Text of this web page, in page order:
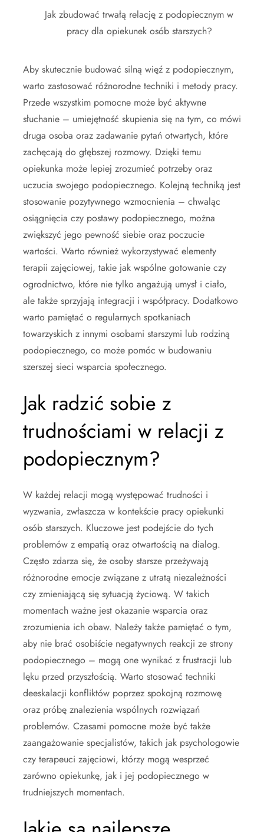
Jak zbudować trwałą relację z podopiecznym w
pracy dla opiekunek osób starszych?
Aby skutecznie budować silną więź z podopiecznym,
warto zastosować różnorodne techniki i metody pracy.
Przede wszystkim pomocne może być aktywne
słuchanie – umiejętność skupienia się na tym, co mówi
druga osoba oraz zadawanie pytań otwartych, które
zachęcają do głębszej rozmowy. Dzięki temu
opiekunka może lepiej zrozumieć potrzeby oraz
uczucia swojego podopiecznego. Kolejną techniką jest
stosowanie pozytywnego wzmocnienia – chwaląc
osiągnięcia czy postawy podopiecznego, można
zwiększyć jego pewność siebie oraz poczucie
wartości. Warto również wykorzystywać elementy
terapii zajęciowej, takie jak wspólne gotowanie czy
ogrodnictwo, które nie tylko angażują umysł i ciało,
ale także sprzyjają integracji i współpracy. Dodatkowo
warto pamiętać o regularnych spotkaniach
towarzyskich z innymi osobami starszymi lub rodziną
podopiecznego, co może pomóc w budowaniu
szerszej sieci wsparcia społecznego.
Jak radzić sobie z
trudnościami w relacji z
podopiecznym?
W każdej relacji mogą występować trudności i
wyzwania, zwłaszcza w kontekście pracy opiekunki
osób starszych. Kluczowe jest podejście do tych
problemów z empatią oraz otwartością na dialog.
Często zdarza się, że osoby starsze przeżywają
różnorodne emocje związane z utratą niezależności
czy zmieniającą się sytuacją życiową. W takich
momentach ważne jest okazanie wsparcia oraz
zrozumienia ich obaw. Należy także pamiętać o tym,
aby nie brać osobiście negatywnych reakcji ze strony
podopiecznego – mogą one wynikać z frustracji lub
lęku przed przyszłością. Warto stosować techniki
deeskalacji konfliktów poprzez spokojną rozmowę
oraz próbę znalezienia wspólnych rozwiązań
problemów. Czasami pomocne może być także
zaangażowanie specjalistów, takich jak psychologowie
czy terapeuci zajęciowi, którzy mogą wesprzeć
zarówno opiekunkę, jak i jej podopiecznego w
trudniejszych momentach.